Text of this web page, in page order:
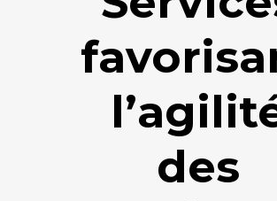
des